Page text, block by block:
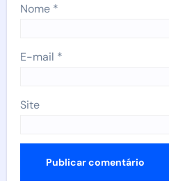
Nome *
E-mail *
Site